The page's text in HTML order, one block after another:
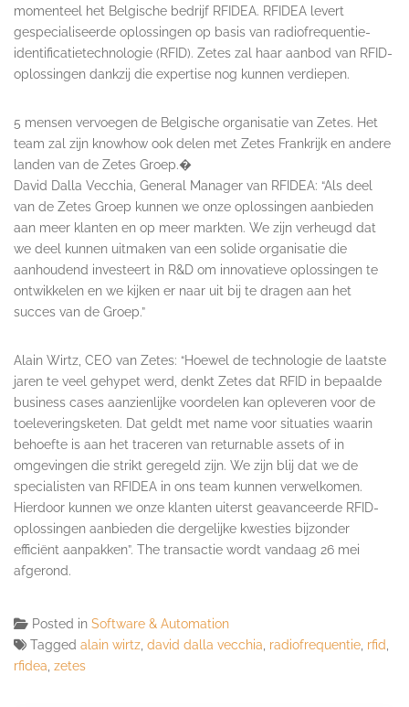
momenteel het Belgische bedrijf RFIDEA. RFIDEA levert
gespecialiseerde oplossingen op basis van radiofrequentie-
identificatietechnologie (RFID). Zetes zal haar aanbod van RFID-
oplossingen dankzij die expertise nog kunnen verdiepen.
5 mensen vervoegen de Belgische organisatie van Zetes. Het
team zal zijn knowhow ook delen met Zetes Frankrijk en andere
landen van de Zetes Groep.�
David Dalla Vecchia, General Manager van RFIDEA: “Als deel
van de Zetes Groep kunnen we onze oplossingen aanbieden
aan meer klanten en op meer markten. We zijn verheugd dat
we deel kunnen uitmaken van een solide organisatie die
aanhoudend investeert in R&D om innovatieve oplossingen te
ontwikkelen en we kijken er naar uit bij te dragen aan het
succes van de Groep.”
Alain Wirtz, CEO van Zetes: “Hoewel de technologie de laatste
jaren te veel gehypet werd, denkt Zetes dat RFID in bepaalde
business cases aanzienlijke voordelen kan opleveren voor de
toeleveringsketen. Dat geldt met name voor situaties waarin
behoefte is aan het traceren van returnable assets of in
omgevingen die strikt geregeld zijn. We zijn blij dat we de
specialisten van RFIDEA in ons team kunnen verwelkomen.
Hierdoor kunnen we onze klanten uiterst geavanceerde RFID-
oplossingen aanbieden die dergelijke kwesties bijzonder
efficiënt aanpakken”. The transactie wordt vandaag 26 mei
afgerond.
Posted in Software & Automation
Tagged alain wirtz david dalla vecchia radiofrequentie rfid
rfidea zetes